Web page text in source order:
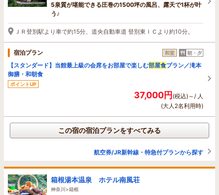
5泉質が堪能できる圧巻の1500坪の風呂、露天で1杯が叶
う♪
ＪＲ登別駅より車で約15分、道央自動車道 登別東ＩＣより約10分。
宿泊プラン 和室 朝・夕
【スタンダード】当館最上級の会席をお部屋で楽しむ部屋食プラン／滝本
御膳・和朝食
ポイントUP
37,000円(税込)～/ 人
(大人2名利用時)
この宿の宿泊プランをすべてみる
航空券/JR新幹線・特急付プランから探す
箱根湯本温泉 ホテル南風荘
神奈川>箱根